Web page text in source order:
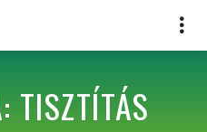
TISZTÍTÁS